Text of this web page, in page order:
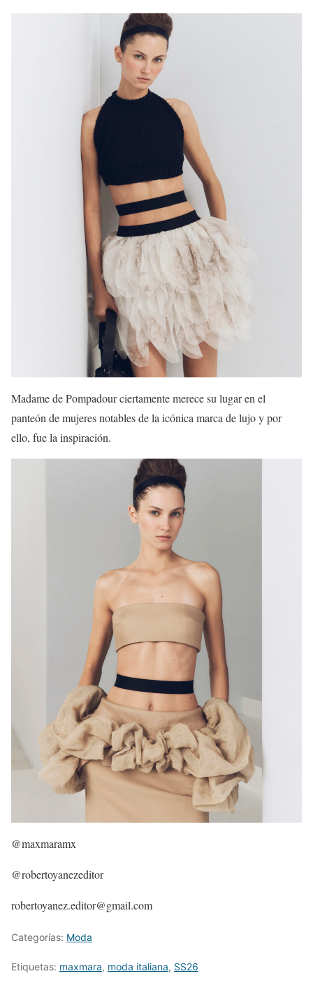
Madame de Pompadour ciertamente merece su lugar en el
panteón de mujeres notables de la icónica marca de lujo y por
ello, fue la inspiración.
@maxmaramx
@robertoyanezeditor
robertoyanez.editor@gmail.com
Categorías: Moda
Etiquetas: maxmara, moda italiana, SS26